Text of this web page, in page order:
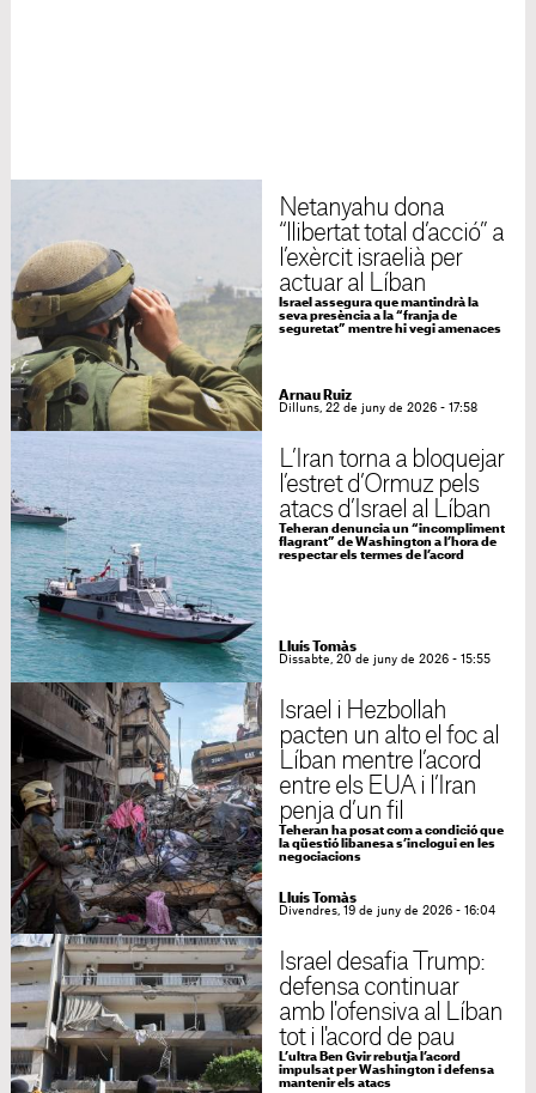
Netanyahu dona
“llibertat total d’acció” a
l’exèrcit israelià per
actuar al Líban
Israel assegura que mantindrà la
seva presència a la “franja de
seguretat” mentre hi vegi amenaces
Arnau Ruiz
Dilluns, 22 de juny de 2026 - 17:58
L’Iran torna a bloquejar
l’estret d’Ormuz pels
atacs d’Israel al Líban
Teheran denuncia un “incompliment
flagrant” de Washington a l’hora de
respectar els termes de l’acord
Lluís Tomàs
Dissabte, 20 de juny de 2026 - 15:55
Israel i Hezbollah
pacten un alto el foc al
Líban mentre l’acord
entre els EUA i l’Iran
penja d’un fil
Teheran ha posat com a condició que
la qüestió libanesa s’inclogui en les
negociacions
Lluís Tomàs
Divendres, 19 de juny de 2026 - 16:04
Israel desafia Trump:
defensa continuar
amb l'ofensiva al Líban
tot i l'acord de pau
L’ultra Ben Gvir rebutja l’acord
impulsat per Washington i defensa
mantenir els atacs